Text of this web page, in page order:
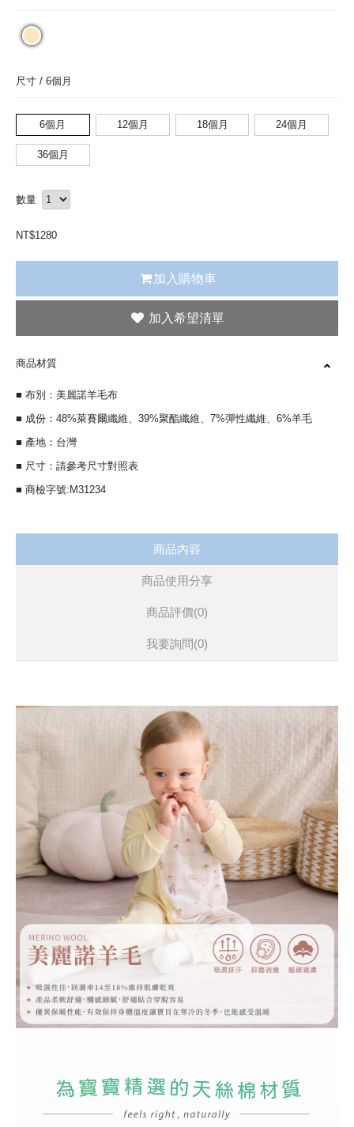
尺寸 / 6個月
6個月 12個月 18個月 24個月
36個月
數量
NT$1280
加入購物車
商品材質
■ 布別：美麗諾羊毛布
■ 成份：48%萊賽爾纖維、39%聚酯纖維、7%彈性纖維、6%羊毛
■ 產地：台灣
■ 尺寸：請參考尺寸對照表
■ 商檢字號:M31234
商品內容
商品使用分享
商品評價(0)
我要詢問(0)